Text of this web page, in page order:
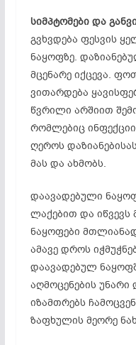
სიმპტომები და
გვხვდება ფესვის
ნაყოფზე.
მცენარე იქცევა.
ვითარდება
წვრილი არშიით
რომლებიც
ღეროს
მას და ახმობს.
დაავადებული
ლაქებით და იწვევს
ნაყოფები
ამავე დროს
დაავადებულ
აღმოცენების
იზამთრებს
ზაფხულის მეორე